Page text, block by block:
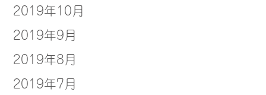
2019年10月
2019年9月
2019年8月
2019年7月